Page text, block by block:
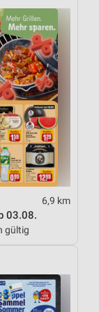
6,9 km
03.08.
gültig
von